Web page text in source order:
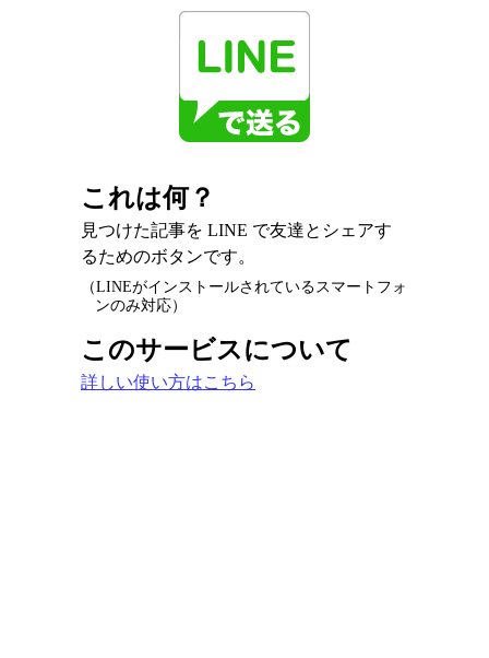
これは何？
見つけた記事を LINE で友達とシェアす
るためのボタンです。
（LINEがインストールされているスマートフォ
ンのみ対応）
このサービスについて
詳しい使い方はこちら